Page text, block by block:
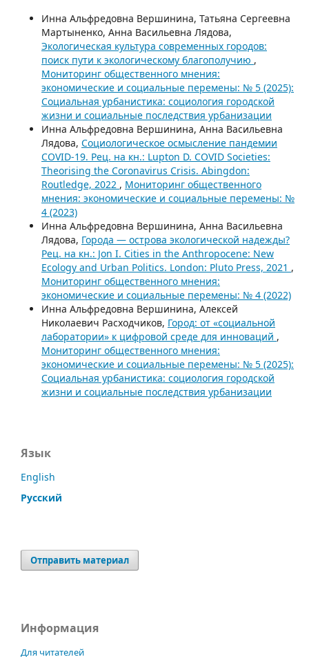
Инна Альфредовна Вершинина, Татьяна Сергеевна
Мартыненко, Анна Васильевна Лядова,
Экологическая культура современных городов:
поиск пути к экологическому благополучию ,
Мониторинг общественного мнения:
экономические и социальные перемены: № 5 (2025):
Социальная урбанистика: социология городской
жизни и социальные последствия урбанизации
Инна Альфредовна Вершинина, Анна Васильевна
Лядова, Cоциологическое осмысление пандемии
COVID-19. Рец. на кн.: Lupton D. COVID Societies:
Theorising the Coronavirus Crisis. Abingdon:
Routledge, 2022 , Мониторинг общественного
мнения: экономические и социальные перемены: №
4 (2023)
Инна Альфредовна Вершинина, Анна Васильевна
Лядова, Города — острова экологической надежды?
Рец. на кн.: Jon I. Cities in the Anthropocene: New
Ecology and Urban Politics. London: Pluto Press, 2021 ,
Мониторинг общественного мнения:
экономические и социальные перемены: № 4 (2022)
Инна Альфредовна Вершинина, Алексей
Николаевич Расходчиков, Город: от «социальной
лаборатории» к цифровой среде для инноваций ,
Мониторинг общественного мнения:
экономические и социальные перемены: № 5 (2025):
Социальная урбанистика: социология городской
жизни и социальные последствия урбанизации
Язык
English
Русский
Отправить материал
Информация
Для читателей